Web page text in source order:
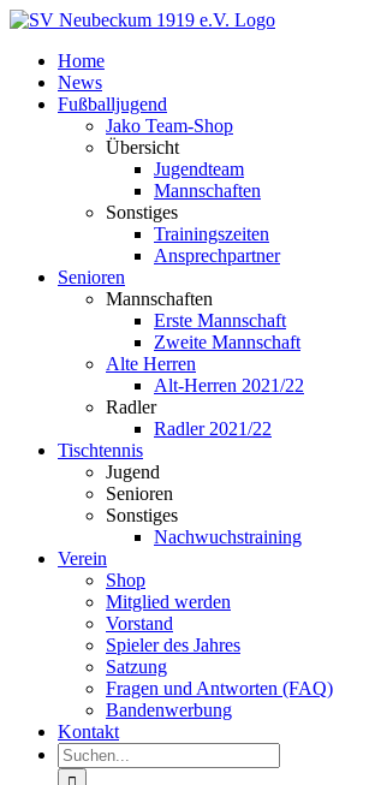
Zum
springenHome
News
Fußballjugend
Jako Team-Shop
Übersicht
Jugendteam
Mannschaften
Sonstiges
Trainingszeiten
Ansprechpartner
Senioren
Mannschaften
Erste Mannschaft
Zweite Mannschaft
Alte Herren
Alt-Herren 2021/22
Radler
Radler 2021/22
Tischtennis
Jugend
Senioren
Sonstiges
Nachwuchstraining
Verein
Shop
Mitglied werden
Vorstand
Spieler des Jahres
Satzung
Fragen und Antworten (FAQ)
Bandenwerbung
Kontakt
Suche
nach: